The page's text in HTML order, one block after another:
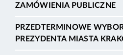
ZAMÓWIENIA PUBLICZNE
PRZEDTERMINOWE
PREZYDENTA MIASTA